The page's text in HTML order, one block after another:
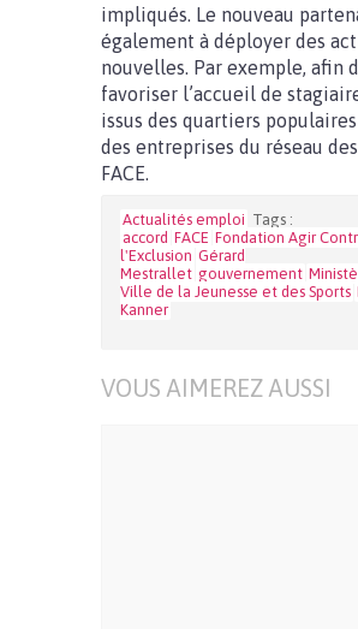
impliqués. Le nouveau
également à déployer des
nouvelles. Par exemple, afin
favoriser l’accueil de
issus des quartiers
des entreprises du réseau
FACE.
Actualités emploi Tags :
accord FACE Fondation Agir
l'Exclusion Gérard
Mestrallet gouvernement
Ville de la Jeunesse et des Sports
Kanner
VOUS AIMEREZ AUSSI